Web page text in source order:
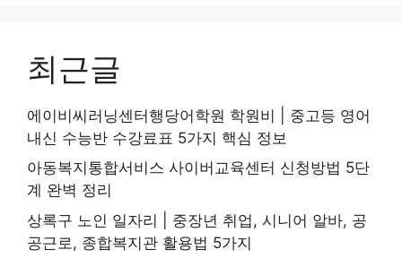
최근글
에이비씨러닝센터행당어학원 학원비 | 중고등 영어
내신 수능반 수강료표 5가지 핵심 정보
아동복지통합서비스 사이버교육센터 신청방법 5단
계 완벽 정리
상록구 노인 일자리 | 중장년 취업, 시니어 알바, 공
공근로, 종합복지관 활용법 5가지